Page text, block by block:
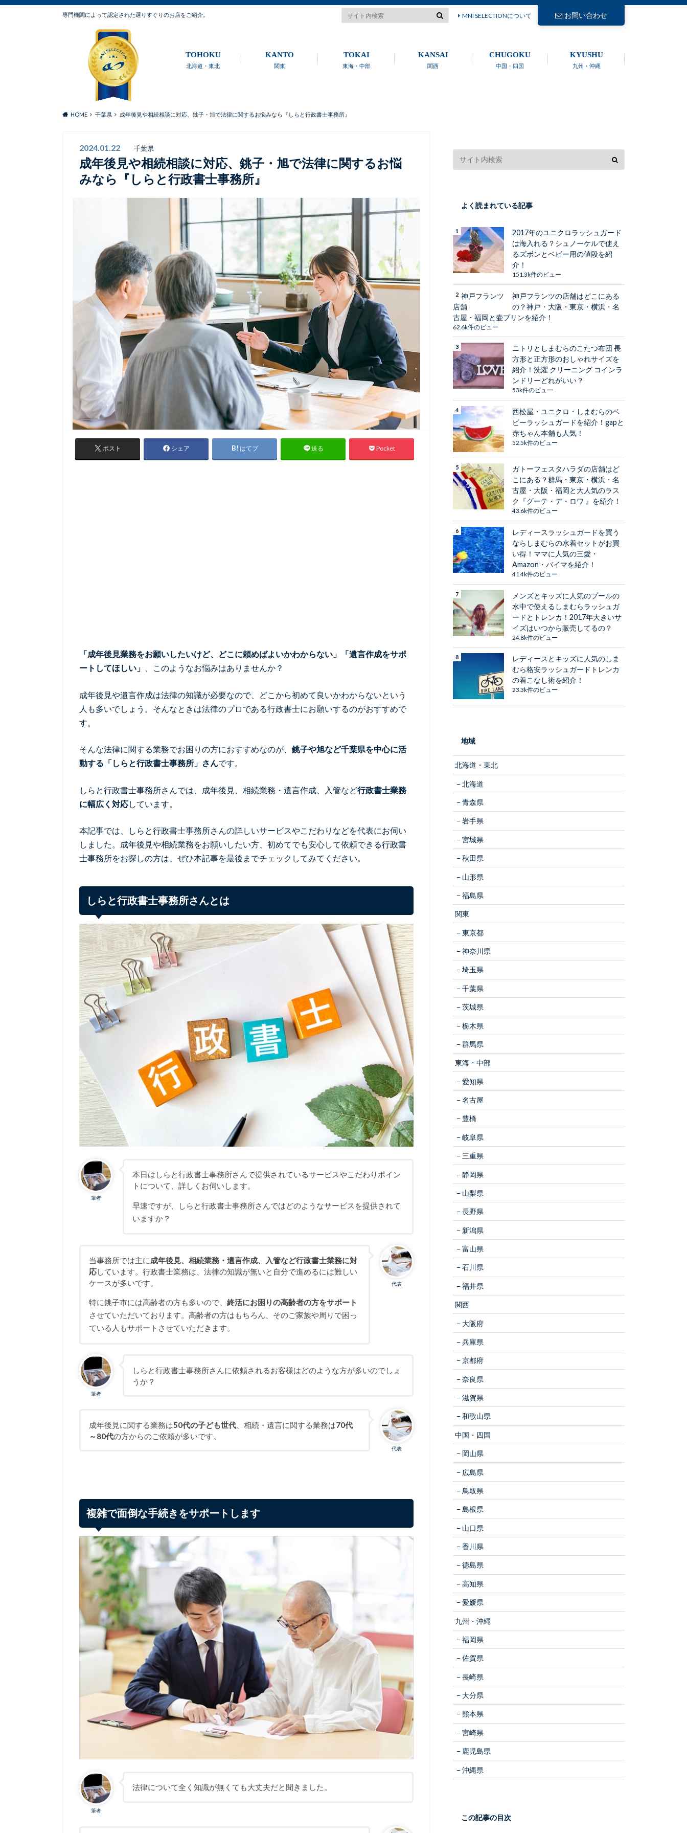
専門機関によって認定された選りすぐりのお店をご紹介。 お問い合わせ
MNI SELECTIONについて
北海道・東北
TOHOKU
関東
KANTO
東海・中部
TOKAI
関西
KANSAI
中国・四国
CHUGOKU
九州・沖縄
KYUSHU
HOME 千葉県 成年後見や相続相談に対応、銚子・旭で法律に関するお悩みなら『しらと行政書士事務所』
2024.01.22 千葉県
成年後見や相続相談に対応、銚子・旭で法律に関するお悩
みなら『しらと行政書士事務所』
ポスト シェア はてブ 送る Pocket
「成年後見業務をお願いしたいけど、どこに頼めばよいかわからない」「遺言作成をサポ
ートしてほしい」
、このようなお悩みはありませんか？
成年後見や遺言作成は法律の知識が必要なので、どこから初めて良いかわからないという
人も多いでしょう。そんなときは法律のプロである行政書士にお願いするのがおすすめで
す。
そんな法律に関する業務でお困りの方におすすめなのが、 銚子や旭など千葉県を中心に活
動する「しらと行政書士事務所」さんです。
しらと行政書士事務所さんでは、成年後見、相続業務・遺言作成、入管など行政書士業務
に幅広く対応しています。
本記事では、しらと行政書士事務所さんの詳しいサービスやこだわりなどを代表にお伺い
しました。成年後見や相続業務をお願いしたい方、初めてでも安心して依頼できる行政書
士事務所をお探しの方は、ぜひ本記事を最後までチェックしてみてください。
しらと行政書士事務所さんとは
筆者
本日はしらと行政書士事務所さんで提供されているサービスやこだわりポイン
トについて、詳しくお伺いします。
早速ですが、しらと行政書士事務所さんではどのようなサービスを提供されて
いますか？
代表
当事務所では主に成年後見、相続業務・遺言作成、入管など行政書士業務に対
応しています。行政書士業務は、法律の知識が無いと自分で進めるには難しい
ケースが多いです。
特に銚子市には高齢者の方も多いので、終活にお困りの高齢者の方をサポート
させていただいております。高齢者の方はもちろん、そのご家族や周りで困っ
ている人もサポートさせていただきます。
筆者
しらと行政書士事務所さんに依頼されるお客様はどのような方が多いのでしょ
うか？
代表
成年後見に関する業務は50代の子ども世代 、相続・遺言に関する業務は70代
～80代の方からのご依頼が多いです。
複雑で面倒な手続きをサポートします
筆者
法律について全く知識が無くても大丈夫だと聞きました。
よく読まれている記事
2017年のユニクロラッシュガード
は海入れる？シュノーケルで使え
るズボンとベビー用の値段を紹
介！
151.3k件のビュー
神戸フランツの店舗はどこにある
の？神戸・大阪・東京・横浜・名
古屋・福岡と壷プリンを紹介！
62.6k件のビュー
ニトリとしまむらのこたつ布団 長
方形と正方形のおしゃれサイズを
紹介！洗濯 クリーニング コインラ
ンドリーどれがいい？
53k件のビュー
西松屋・ユニクロ・しまむらのベ
ビーラッシュガードを紹介！gapと
赤ちゃん本舗も人気！
52.5k件のビュー
ガトーフェスタハラダの店舗はど
こにある？群馬・東京・横浜・名
古屋・大阪・福岡と大人気のラス
ク『グーテ・デ・ロワ 』を紹介！
43.6k件のビュー
レディースラッシュガードを買う
ならしまむらの水着セットがお買
い得！ママに人気の三愛・
Amazon・バイマを紹介！
41.4k件のビュー
メンズとキッズに人気のプールの
水中で使えるしまむらラッシュガ
ードとトレンカ！2017年大きいサ
イズはいつから販売してるの？
24.8k件のビュー
レディースとキッズに人気のしま
むら格安ラッシュガードトレンカ
の着こなし術を紹介！
23.3k件のビュー
地域
北海道・東北
北海道
青森県
岩手県
宮城県
秋田県
山形県
福島県
関東
東京都
神奈川県
埼玉県
千葉県
茨城県
栃木県
群馬県
東海・中部
愛知県
名古屋
豊橋
岐阜県
三重県
静岡県
山梨県
長野県
新潟県
富山県
石川県
福井県
関西
大阪府
兵庫県
京都府
奈良県
滋賀県
和歌山県
中国・四国
岡山県
広島県
鳥取県
島根県
山口県
香川県
徳島県
高知県
愛媛県
九州・沖縄
福岡県
佐賀県
長崎県
大分県
熊本県
宮崎県
鹿児島県
沖縄県
この記事の目次